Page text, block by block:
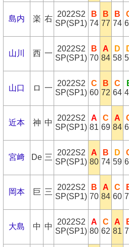
島内 楽 右
2022S2
SP(SP1)
B
74
B
77
B
74
山川 西 一
2022S2
SP(SP1)
B
70
A
84
D
58
山口 ロ 一
2022S2
SP(SP1)
C
60
B
72
C
64
近本 神 中
2022S2
SP(SP1)
A
81
C
69
A
84
宮﨑 De 三
2022S2
SP(SP1)
A
80
B
74
D
59
岡本 巨 三
2022S2
SP(SP1)
B
70
A
84
C
60
大島 中 中
2022S2
SP(SP1)
A
80
C
62
A
81